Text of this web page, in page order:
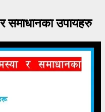
समाधानका उपायहरु